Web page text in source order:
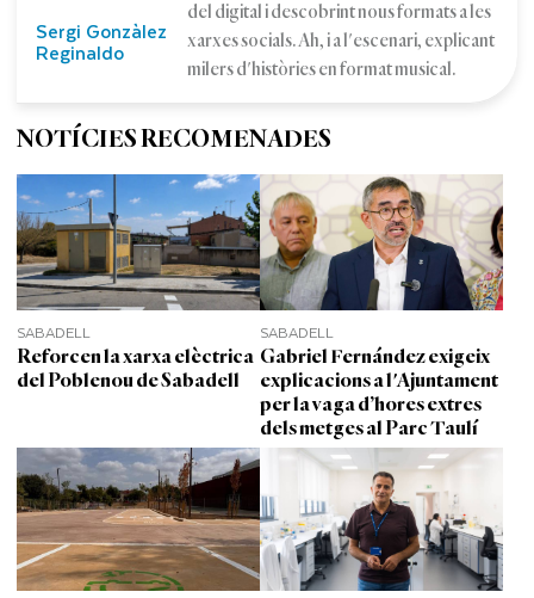
Sergi Gonzàlez
Reginaldo
del digital i descobrint nous formats a les
xarxes socials. Ah, i a l'escenari, explicant
milers d'històries en format musical.
NOTÍCIES RECOMENADES
SABADELL
Reforcen la xarxa elèctrica
del Poblenou de Sabadell
SABADELL
Gabriel Fernández exigeix
explicacions a l'Ajuntament
per la vaga d’hores extres
dels metges al Parc Taulí